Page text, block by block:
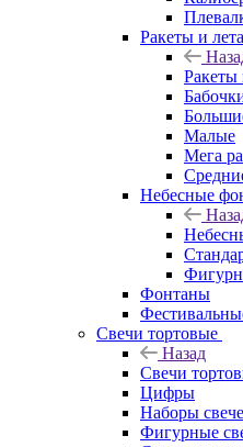
Ракеты и
Ракеты
Малые
Мега
Небесные
Фонтаны
Свечи тортовые
Назад
Свечи
Цифры
Наборы
Фигурные